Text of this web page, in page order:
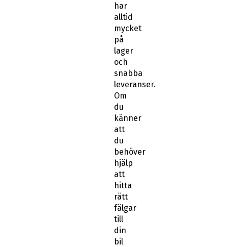
har
alltid
mycket
på
lager
och
snabba
leveranser.
Om
du
känner
att
du
behöver
hjälp
att
hitta
rätt
fälgar
till
din
bil